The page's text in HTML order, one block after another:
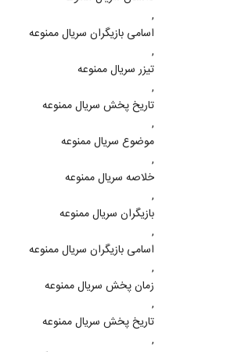
,
اسامی بازیگران سریال ممنوعه
,
تیزر سریال ممنوعه
,
تاریخ پخش سریال ممنوعه
,
موضوع سریال ممنوعه
,
خلاصه سریال ممنوعه
,
بازیگران سریال ممنوعه
,
اسامی بازیگران سریال ممنوعه
,
زمان پخش سریال ممنوعه
,
تاریخ پخش سریال ممنوعه
,